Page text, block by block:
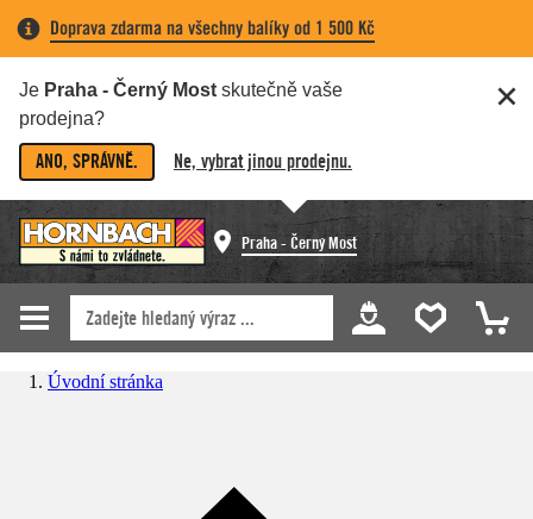
Doprava zdarma na všechny balíky od 1 500 Kč
Je Praha - Černý Most skutečně vaše
prodejna?
ANO, SPRÁVNĚ. Ne, vybrat jinou prodejnu.
Praha - Černý Most
Úvodní stránka